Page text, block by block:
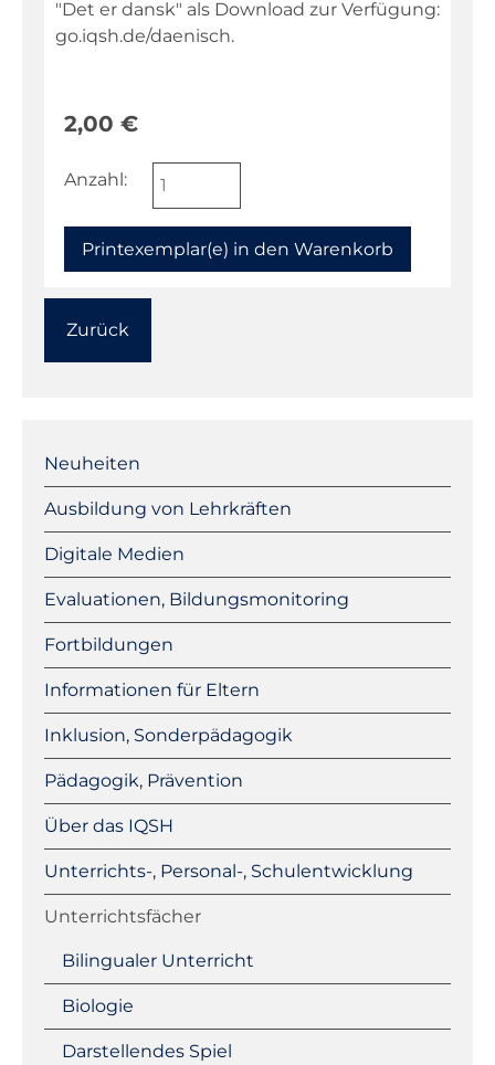
"Det er dansk" als Download zur Verfügung:
go.iqsh.de/daenisch.
2,00 €
Anzahl:
Zurück
überspringen
Neuheiten
Ausbildung von Lehrkräften
Digitale Medien
Evaluationen, Bildungsmonitoring
Fortbildungen
Informationen für Eltern
Inklusion, Sonderpädagogik
Pädagogik, Prävention
Über das IQSH
Unterrichts-, Personal-, Schulentwicklung
Unterrichtsfächer
Bilingualer Unterricht
Biologie
Darstellendes Spiel